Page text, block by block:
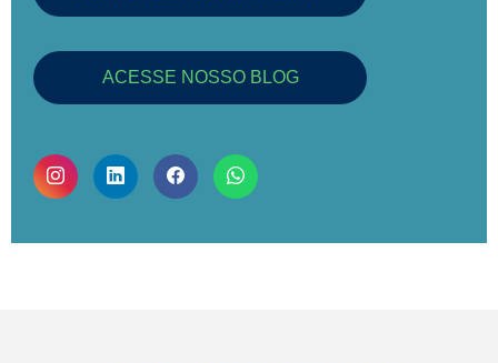
ACESSE NOSSO BLOG